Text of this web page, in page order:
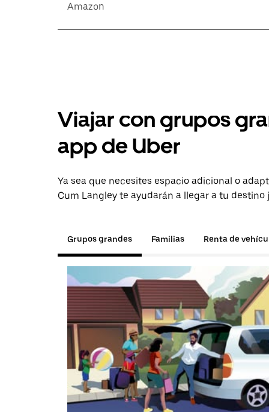
Amazon
Viajar con grupos
app de Uber
Ya sea que necesites espacio adicional o
Cum Langley te ayudarán a llegar a tu
Grupos grandes Familias Renta de